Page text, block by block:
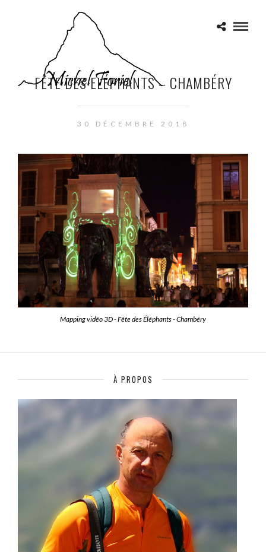
FÊTE DES ELÉPHANTS – CHAMBÉRY
30 DÉCEMBRE 2018
Mapping vidéo 3D - Fête des Éléphants - Chambéry
À PROPOS